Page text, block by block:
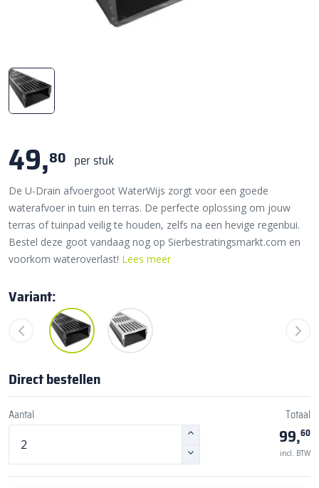
49,80 per stuk
De U-Drain afvoergoot WaterWijs zorgt voor een goede
waterafvoer in tuin en terras. De perfecte oplossing om jouw
terras of tuinpad veilig te houden, zelfs na een hevige regenbui.
Bestel deze goot vandaag nog op Sierbestratingsmarkt.com en
voorkom wateroverlast! Lees meer
Variant:
Direct bestellen
Aantal Totaal
99,60
incl. BTW